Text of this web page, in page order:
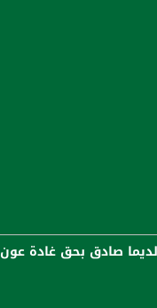
صادق بحق غادة عون